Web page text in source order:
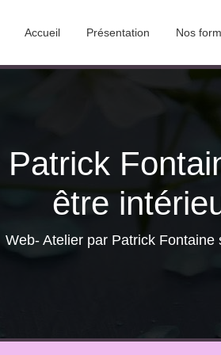
Accueil Présentation Nos
être
Web- Atelier par Patrick